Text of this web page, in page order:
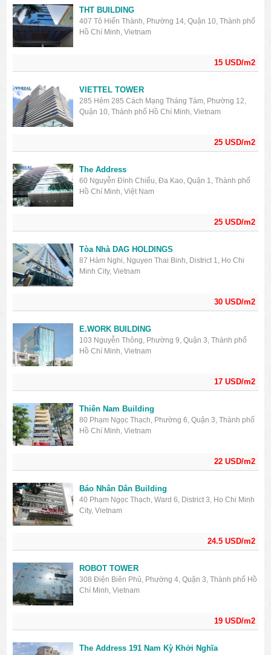
15 USD/m2
THT BUILDING
407 Tô Hiến Thành, Phường 14, Quận 10, Thành phố
Hồ Chí Minh, Vietnam
25 USD/m2
VIETTEL TOWER
285 Hẻm 285 Cách Mạng Tháng Tám, Phường 12,
Quận 10, Thành phố Hồ Chí Minh, Vietnam
25 USD/m2
The Address
60 Nguyễn Đình Chiểu, Đa Kao, Quận 1, Thành phố
Hồ Chí Minh, Việt Nam
30 USD/m2
Tòa Nhà DAG HOLDINGS
87 Hàm Nghi, Nguyen Thai Binh, District 1, Ho Chi
Minh City, Vietnam
17 USD/m2
E.WORK BUILDING
103 Nguyễn Thông, Phường 9, Quận 3, Thành phố
Hồ Chí Minh, Vietnam
22 USD/m2
Thiên Nam Building
80 Phạm Ngọc Thạch, Phường 6, Quận 3, Thành phố
Hồ Chí Minh, Vietnam
24.5 USD/m2
Báo Nhân Dân Building
40 Phạm Ngọc Thạch, Ward 6, District 3, Ho Chi Minh
City, Vietnam
19 USD/m2
ROBOT TOWER
308 Điện Biên Phủ, Phường 4, Quận 3, Thành phố Hồ
Chí Minh, Vietnam
The Address 191 Nam Kỳ Khởi Nghĩa